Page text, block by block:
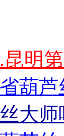
昆明
葫
大